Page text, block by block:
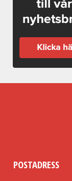
POSTADRESS